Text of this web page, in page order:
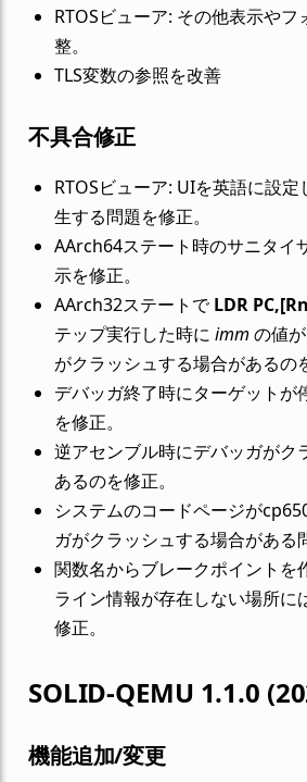
RTOSビューア: その他表示やフ
整。
TLS変数の参照を改善
不具合修正
RTOSビューア: UIを英語に設
生する問題を修正。
AArch64ステート時のサニタイ
示を修正。
AArch32ステートでLDR
テップ実行した時に imm の値
がクラッシュする場合があるの
デバッガ終了時にターゲットが
を修正。
逆アセンブル時にデバッガがク
あるのを修正。
システムのコードページが
ガがクラッシュする場合がある
関数名からブレークポイントを
ライン情報が存在しない場所に
修正。
SOLID-QEMU 1.1.0
機能追加/変更